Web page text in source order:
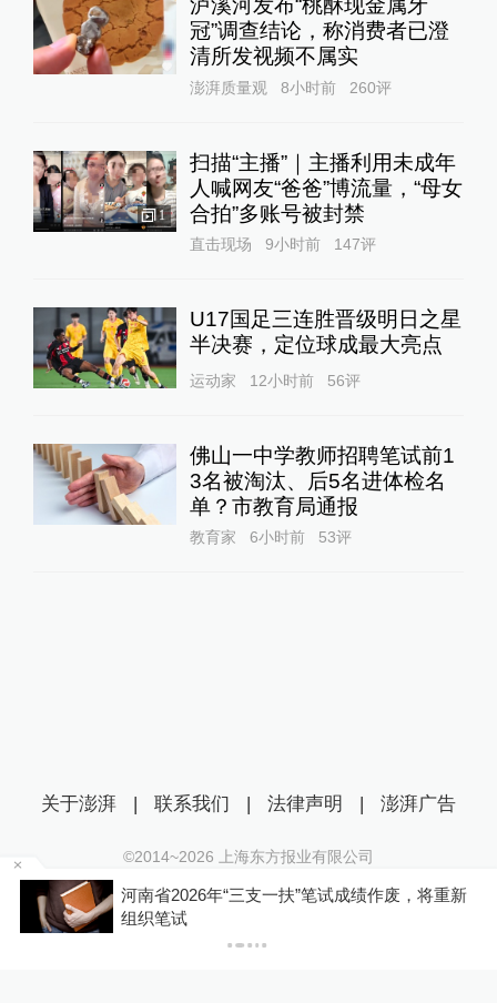
泸溪河发布“桃酥现金属牙
冠”调查结论，称消费者已澄
清所发视频不属实
澎湃质量观 8小时前 260评
1
扫描“主播”｜主播利用未成年
人喊网友“爸爸”博流量，“母女
合拍”多账号被封禁
直击现场 9小时前 147评
U17国足三连胜晋级明日之星
半决赛，定位球成最大亮点
运动家 12小时前 56评
佛山一中学教师招聘笔试前1
3名被淘汰、后5名进体检名
单？市教育局通报
教育家 6小时前 53评
河南省2026年“三支一扶”笔试成绩作废，将重新
组织笔试
关于澎湃 | 联系我们 | 法律声明 | 澎湃广告
©2014~2026 上海东方报业有限公司
沪ICP证：沪B2-20170116 | 沪ICP备14003370号
互联网新闻信息服务许可证：31120170006
沪公网安备 31010602000299号